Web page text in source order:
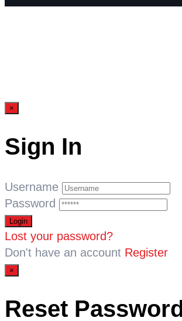
×
Sign In
Username
Password
Lost your password?
Don't have an account Register
×
Reset